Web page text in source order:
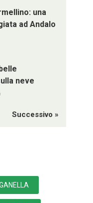
una
ad Andalo
neve
Successivo »